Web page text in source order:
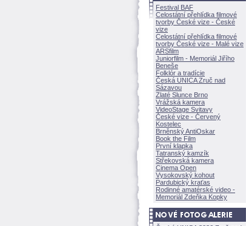
Festival BAF
Celostátní přehlídka filmové
tvorby České vize - České
vize
Celostátní přehlídka filmové
tvorby České vize - Malé vize
ARSfilm
Juniorfilm - Memoriál Jiřího
Beneše
Folklór a tradície
Česká UNICA Zruč nad
Sázavou
Zlaté Slunce Brno
Vrážská kamera
VideoStage Svitavy
České vize - Červený
Kostelec
Brněnský AntiOskar
Book the Film
První klapka
Tatranský kamzík
Střekovská kamera
Cinema Open
Vysokovský kohout
Pardubický kraťas
Rodinné amatérské video -
Memoriál Zdeňka Kopky